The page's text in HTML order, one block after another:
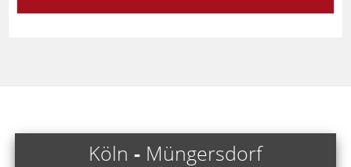
Köln - Müngersdorf